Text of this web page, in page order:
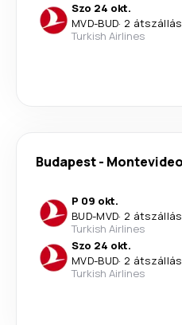
Szo 24 okt.
MVD-BUD· 2 átszállás
Turkish Airlines
Budapest- Montevideo
P 09 okt.
BUD-MVD· 2 átszállás
Turkish Airlines
Szo 24 okt.
MVD-BUD· 2 átszállás
Turkish Airlines